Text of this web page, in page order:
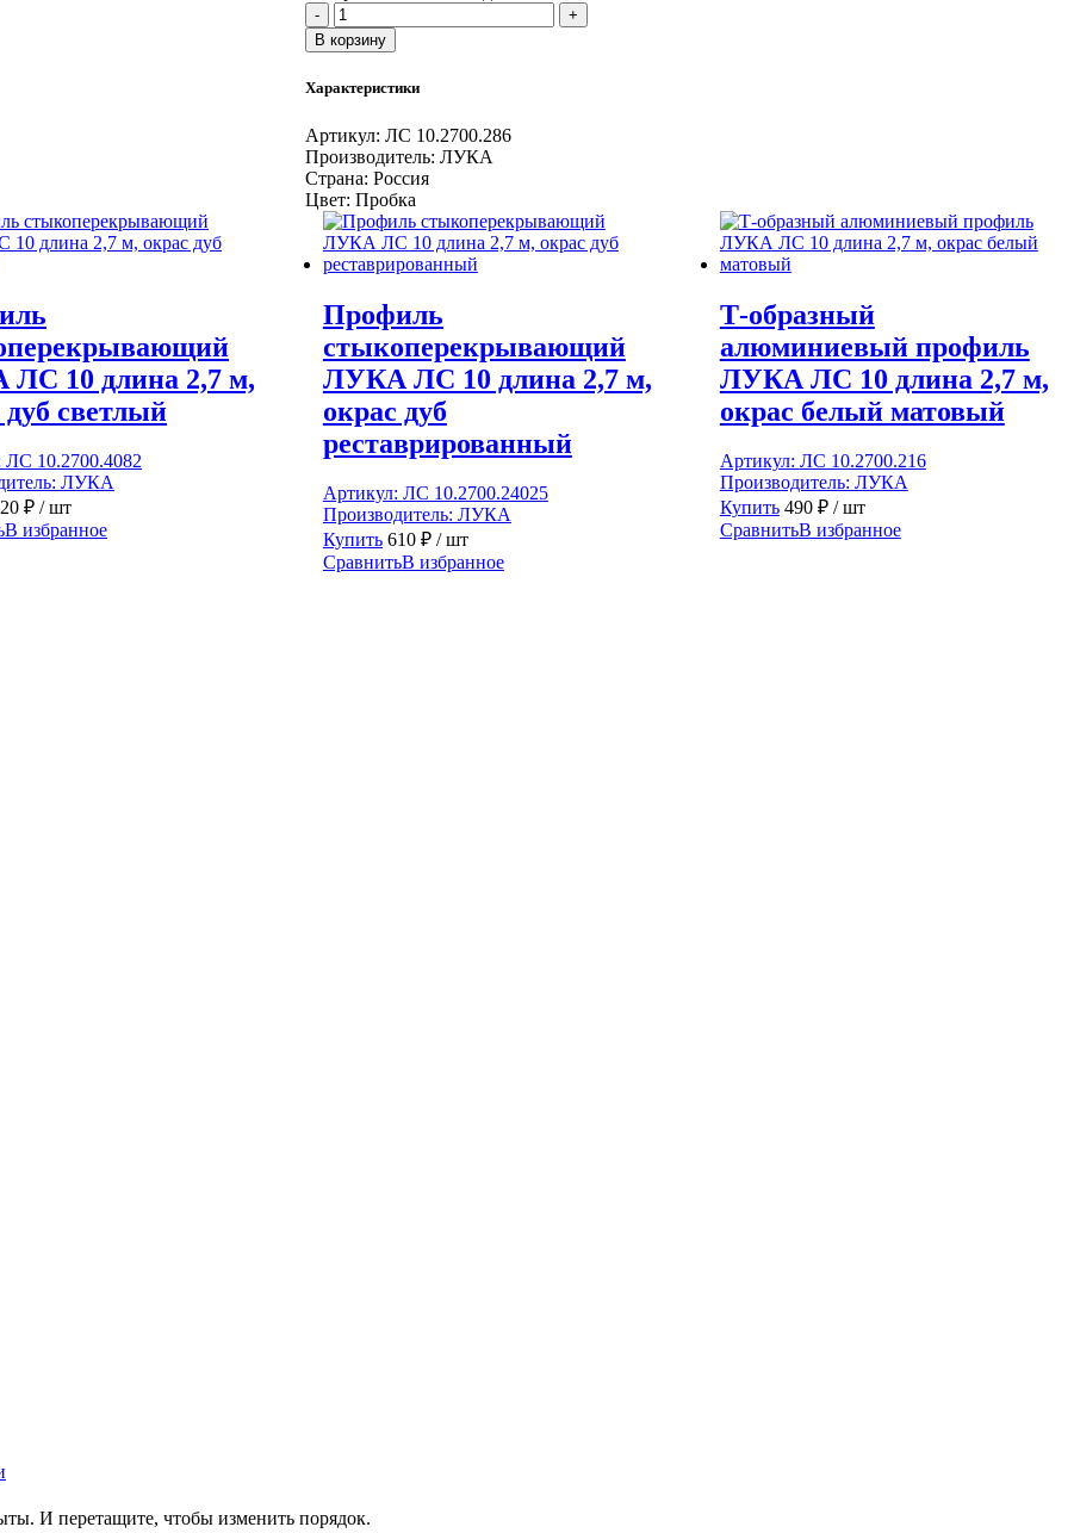
-
Количество
товара
Т-
алюминиевый
ЛУКА
ЛС
10
длина
2,7
м,
окрас
+
В корзину
Характеристики
Артикул: ЛС 10.2700.286
Производитель: ЛУКА
Страна: Россия
Цвет: Пробка
10 длина 2,7 м,
дуб светлый
ЛС 10.2700.4082
ЛУКА
₽/ шт
В избранное
Профиль
стыкоперекрывающий
ЛУКА ЛС 10 длина 2,7 м,
окрас дуб
реставрированный
Артикул: ЛС 10.2700.24025
Производитель: ЛУКА
Купить 610 ₽/ шт
СравнитьВ избранное
Т-образный
алюминиевый профиль
ЛУКА ЛС 10 длина 2,7 м,
окрас белый матовый
Артикул: ЛС 10.2700.216
Производитель: ЛУКА
Купить 490 ₽/ шт
СравнитьВ избранное
И перетащите, чтобы изменить порядок.